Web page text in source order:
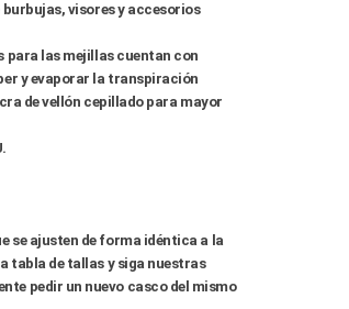
visores y accesorios
para las mejillas cuentan con
y evaporar la transpiración
de vellón cepillado para mayor
se ajusten de forma idéntica a la
tabla de tallas y siga nuestras
pedir un nuevo casco del mismo